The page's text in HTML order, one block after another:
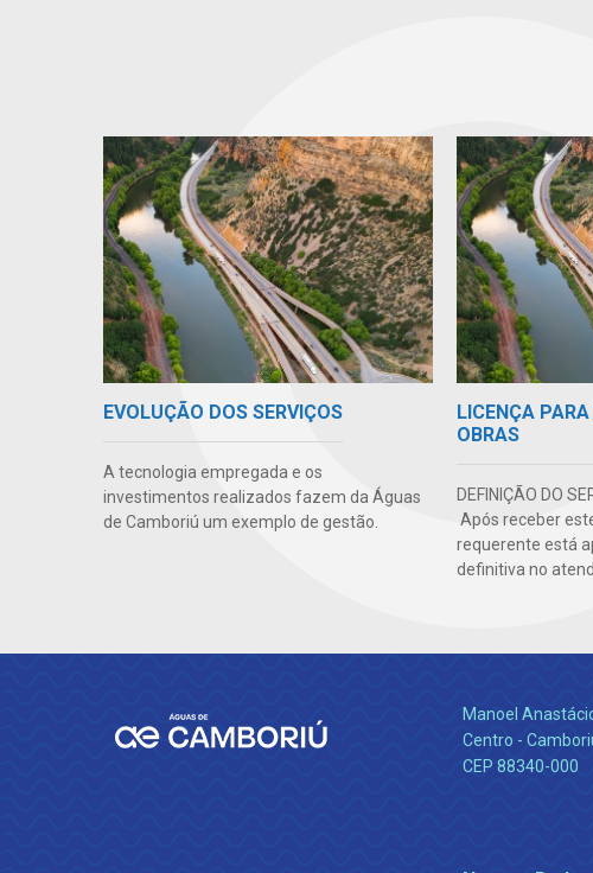
EVOLUÇÃO DOS SERVIÇOS
A tecnologia empregada e os
investimentos realizados fazem da Águas
de Camboriú um exemplo de gestão.
LICENÇA
OBRAS
DEFINIÇÃO DO
Após receber
requerente está
definitiva no
Manoel
Centro -
CEP 88340-000